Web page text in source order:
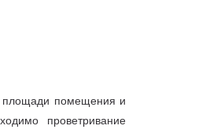
площади помещения и
проветривание